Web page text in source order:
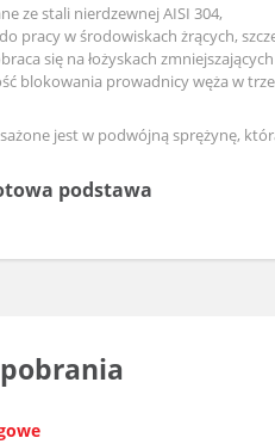
ze stali nierdzewnej AISI 304,
pracy w środowiskach żrących,
się na łożyskach
blokowania prowadnicy węża w
jest w podwójną sprężynę,
podstawa